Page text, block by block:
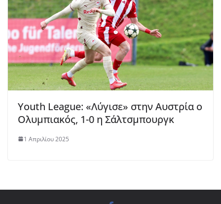
Υouth League: «Λύγισε» στην Αυστρία ο
Ολυμπιακός, 1-0 η Σάλτσμπουργκ
1 Απριλίου 2025